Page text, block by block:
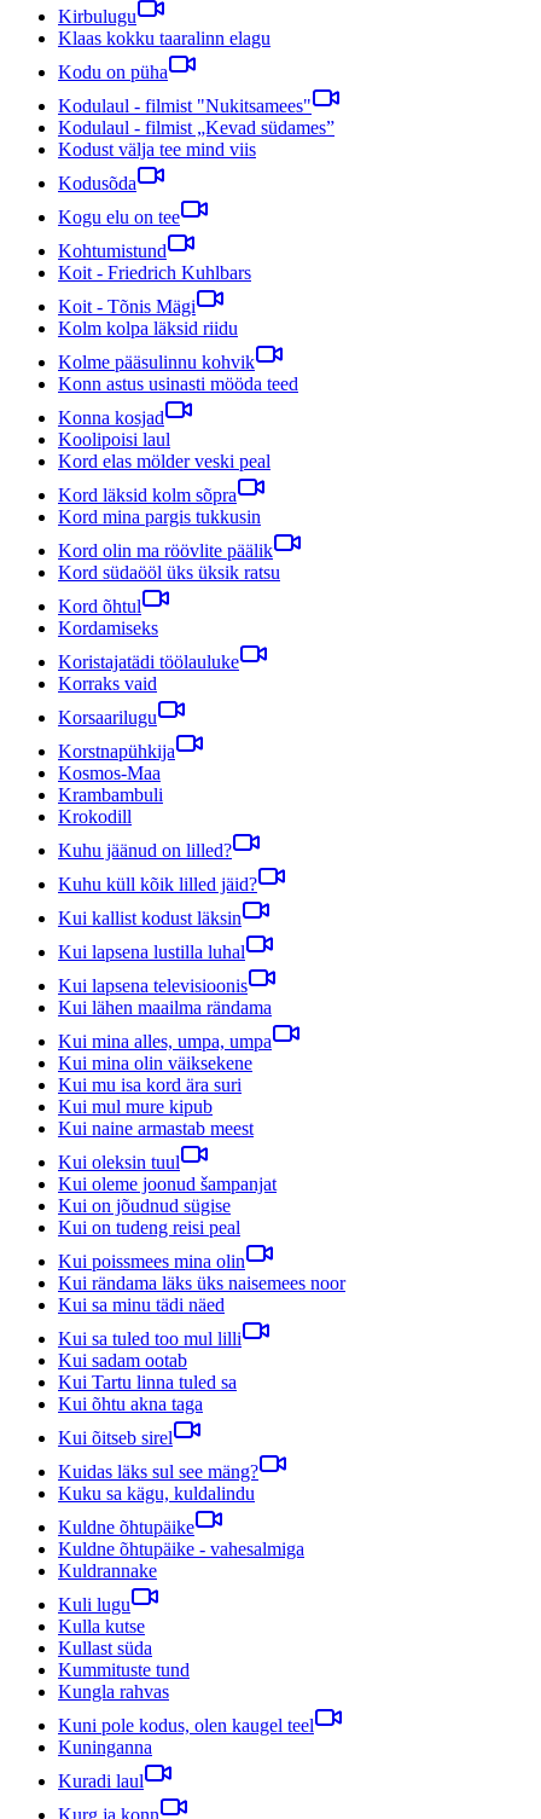
Kirbulugu
Klaas kokku taaralinn elagu
Kodu on püha
Kodulaul - filmist "Nukitsamees"
Kodulaul - filmist „Kevad südames”
Kodust välja tee mind viis
Kodusõda
Kogu elu on tee
Kohtumistund
Koit - Friedrich Kuhlbars
Koit - Tõnis Mägi
Kolm kolpa läksid riidu
Kolme pääsulinnu kohvik
Konn astus usinasti mööda teed
Konna kosjad
Koolipoisi laul
Kord elas mölder veski peal
Kord läksid kolm sõpra
Kord mina pargis tukkusin
Kord olin ma röövlite päälik
Kord südaööl üks üksik ratsu
Kord õhtul
Kordamiseks
Koristajatädi töölauluke
Korraks vaid
Korsaarilugu
Korstnapühkija
Kosmos-Maa
Krambambuli
Krokodill
Kuhu jäänud on lilled?
Kuhu küll kõik lilled jäid?
Kui kallist kodust läksin
Kui lapsena lustilla luhal
Kui lapsena televisioonis
Kui lähen maailma rändama
Kui mina alles, umpa, umpa
Kui mina olin väiksekene
Kui mu isa kord ära suri
Kui mul mure kipub
Kui naine armastab meest
Kui oleksin tuul
Kui oleme joonud šampanjat
Kui on jõudnud sügise
Kui on tudeng reisi peal
Kui poissmees mina olin
Kui rändama läks üks naisemees noor
Kui sa minu tädi näed
Kui sa tuled too mul lilli
Kui sadam ootab
Kui Tartu linna tuled sa
Kui õhtu akna taga
Kui õitseb sirel
Kuidas läks sul see mäng?
Kuku sa kägu, kuldalindu
Kuldne õhtupäike
Kuldne õhtupäike - vahesalmiga
Kuldrannake
Kuli lugu
Kulla kutse
Kullast süda
Kummituste tund
Kungla rahvas
Kuni pole kodus, olen kaugel teel
Kuninganna
Kuradi laul
Kurg ja konn